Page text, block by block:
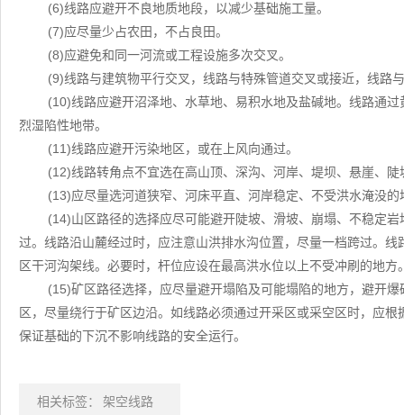
(6)线路应避开不良地质地段，以减少基础施工量。
(7)应尽量少占农田，不占良田。
(8)应避免和同一河流或工程设施多次交叉。
(9)线路与建筑物平行交叉，线路与特殊管道交叉或接近，线路
(10)线路应避开沼泽地、水草地、易积水地及盐碱地。线路通
烈湿陷性地带。
(11)线路应避开污染地区，或在上风向通过。
(12)线路转角点不宜选在高山顶、深沟、河岸、堤坝、悬崖、
(13)应尽量选河道狭窄、河床平直、河岸稳定、不受洪水淹没的
(14)山区路径的选择应尽可能避开陡坡、滑坡、崩塌、不稳定
过。线路沿山麓经过时，应注意山洪排水沟位置，尽量一档跨过。
区干河沟架线。必要时，杆位应设在最高洪水位以上不受冲刷的地
(15)矿区路径选择，应尽量避开塌陷及可能塌陷的地方，避开
区，尽量绕行于矿区边沿。如线路必须通过开采区或采空区时，应
保证基础的下沉不影响线路的安全运行。
相关标签： 架空线路